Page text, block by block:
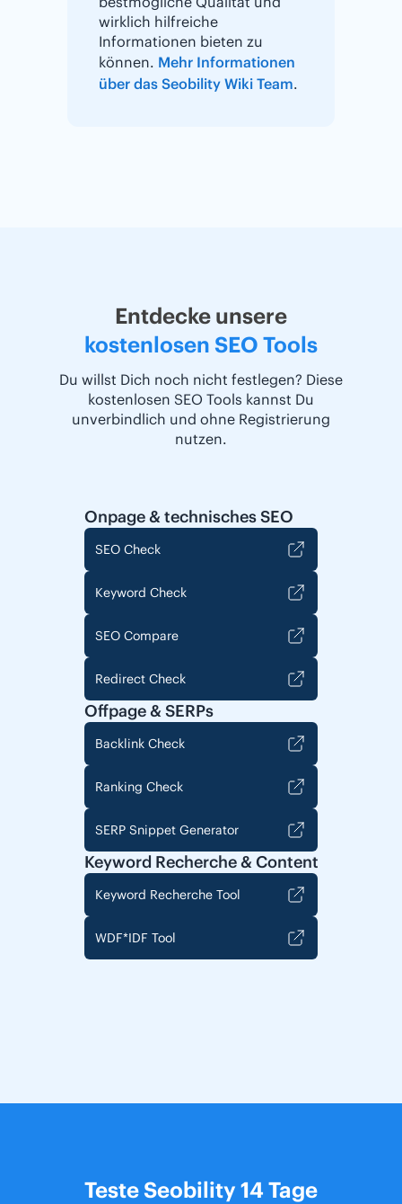
wirklich hilfreiche
Informationen bieten zu
können. Mehr Informationen
über das Seobility Wiki Team.
Entdecke unsere
kostenlosen SEO Tools
Du willst Dich noch nicht festlegen? Diese
kostenlosen SEO Tools kannst Du
unverbindlich und ohne Registrierung
nutzen.
Onpage & technisches SEO
SEO Check
Keyword Check
SEO Compare
Redirect Check
Offpage & SERPs
Backlink Check
Ranking Check
SERP Snippet Generator
Keyword Recherche & Content
Keyword Recherche Tool
WDF*IDF Tool
Teste Seobility 14 Tage